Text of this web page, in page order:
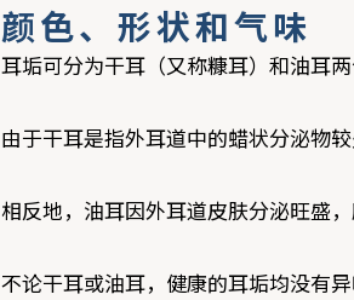
颜色、形状和气味
耳垢可分为干耳（又称糠耳）和油耳
由于干耳是指外耳道中的蜡状分泌物
相反地，油耳因外耳道皮肤分泌旺盛
不论干耳或油耳，健康的耳垢均没有